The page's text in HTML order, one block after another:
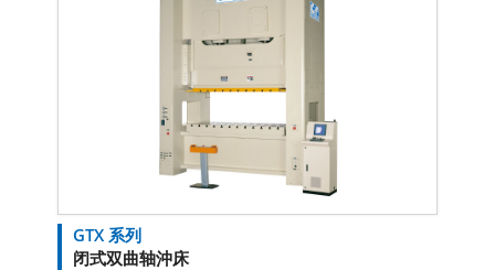
GTX 系列
闭式双曲轴沖床